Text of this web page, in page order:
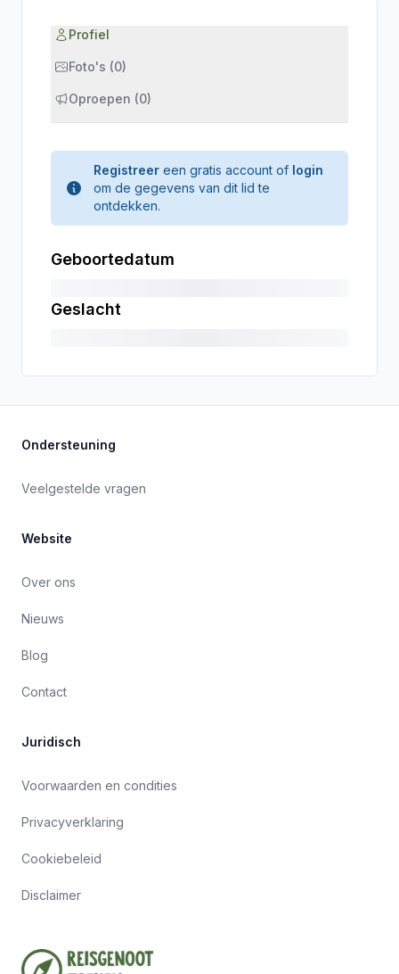
Profiel
Foto's (0)
Oproepen (0)
Registreer een gratis account of login
om de gegevens van dit lid te
ontdekken.
Geboortedatum
Geslacht
Ondersteuning
Veelgestelde vragen
Website
Over ons
Nieuws
Blog
Contact
Juridisch
Voorwaarden en condities
Privacyverklaring
Cookiebeleid
Disclaimer